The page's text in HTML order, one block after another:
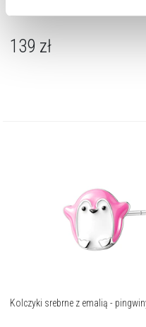
dokonać zmiany
139 zł
Kolczyki srebrne z emalią -